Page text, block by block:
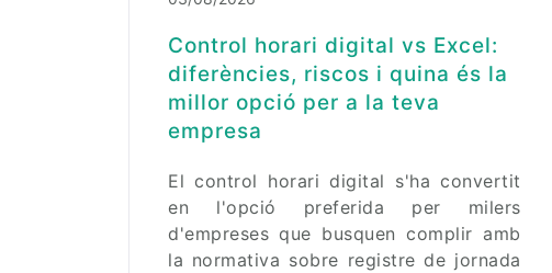
Control horari digital vs Excel:
diferències, riscos i quina és la
millor opció per a la teva
empresa
El control horari digital s'ha convertit
en l'opció preferida per milers
d'empreses que busquen complir amb
la normativa sobre registre de jornada